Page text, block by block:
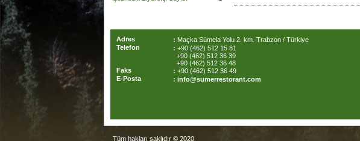
Adres : Maçka Sümela Yolu 2. km. Trabzon / Türkiye
Telefon
: +90 (462) 512 15 81
+90 (462) 512 36 39
+90 (462) 512 36 48
Faks
: +90 (462) 512 36 49
E-Posta
: info@sumerrestorant.com
Tüm hakları saklıdır © 2020